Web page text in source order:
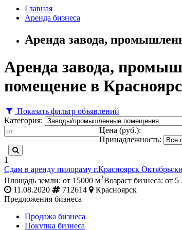
Главная
Аренда бизнеса
Аренда завода,
Аренда завода,
помещение в
Показать фильтр объявлений
Категория:
Цена (руб.):
Принадлежность:
1
Сдам в аренду пилораму г.Красноярск
Площадь земли: от 15000 м2Возраст бизнеса: от 5
11.08.2020
712614
Красноярск
Предложения бизнеса
Продажа бизнеса
Покупка бизнеса